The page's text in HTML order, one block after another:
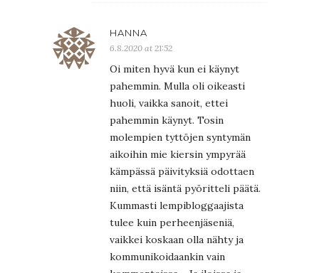
HANNA
6.8.2020 at 21:52
Oi miten hyvä kun ei käynyt
pahemmin. Mulla oli oikeasti
huoli, vaikka sanoit, ettei
pahemmin käynyt. Tosin
molempien tyttöjen syntymän
aikoihin mie kiersin ympyrää
kämpässä päivityksiä odottaen
niin, että isäntä pyöritteli päätä.
Kummasti lempibloggaajista
tulee kuin perheenjäseniä,
vaikkei koskaan olla nähty ja
kommunikoidaankin vain